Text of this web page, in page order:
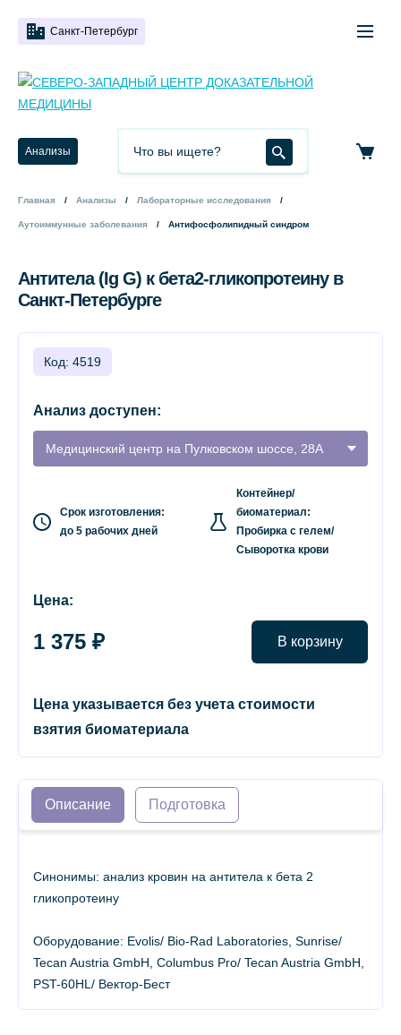
Санкт-Петербург
Анализы
Главная Анализы Лабораторные исследования
Аутоиммунные заболевания Антифосфолипидный синдром
Антитела (Ig G) к бета2-гликопротеину в
Санкт-Петербурге
Код: 4519
Анализ доступен:
Медицинский центр на Пулковском шоссе, 28А
Срок изготовления:
до 5 рабочих дней
Контейнер/
биоматериал:
Пробирка с гелем/
Сыворотка крови
Цена:
1 375 ₽ В корзину
Цена указывается без учета стоимости
взятия биоматериала
Описание Подготовка
Синонимы: анализ кровин на антитела к бета 2
гликопротеину
Оборудование: Evolis/ Bio-Rad Laboratories, Sunrise/
Tecan Austria GmbH, Columbus Pro/ Tecan Austria GmbH,
PST-60HL/ Вектор-Бест